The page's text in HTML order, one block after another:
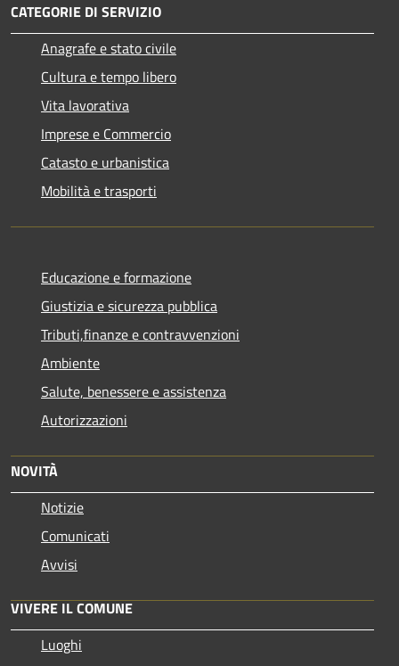
CATEGORIE DI SERVIZIO
Anagrafe e stato civile
Cultura e tempo libero
Vita lavorativa
Imprese e Commercio
Catasto e urbanistica
Mobilità e trasporti
Educazione e formazione
Giustizia e sicurezza pubblica
Tributi,finanze e contravvenzioni
Ambiente
Salute, benessere e assistenza
Autorizzazioni
NOVITÀ
Notizie
Comunicati
Avvisi
VIVERE IL COMUNE
Luoghi